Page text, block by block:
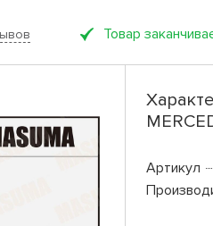
Товар
Артикул